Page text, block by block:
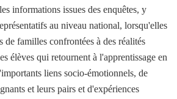
informations issues des enquêtes, y
au niveau national, lorsqu'elles
de familles confrontées à des réalités
élèves qui retournent à l'apprentissage en
liens socio-émotionnels, de
et leurs pairs et d'expériences